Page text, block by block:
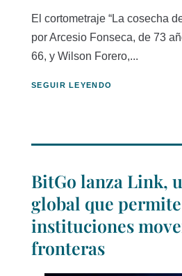
El cortometraje “La cosecha
por Arcesio Fonseca, de 73
66, y Wilson Forero,...
SEGUIR LEYENDO
BitGo lanza Link,
global que
instituciones
fronteras